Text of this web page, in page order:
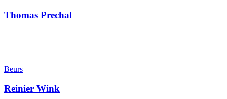
Thomas Prechal
Beurs
Reinier Wink